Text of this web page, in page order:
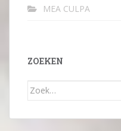
MEA CULPA
ZOEKEN
Zoek